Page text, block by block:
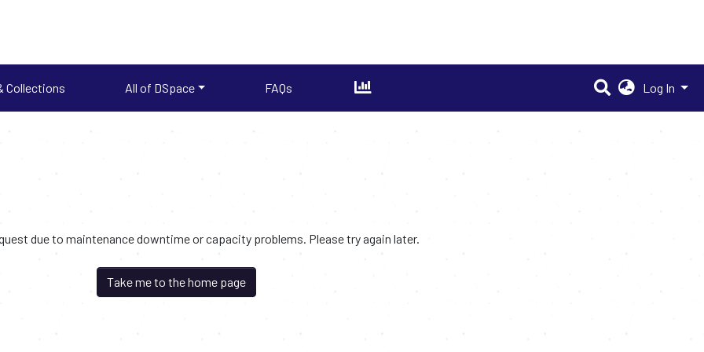
Collections All of DSpace FAQs Log In
due to maintenance downtime or capacity problems. Please try again later.
Take me to the home page